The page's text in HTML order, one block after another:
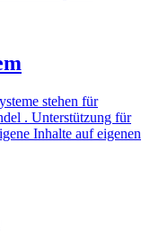
stehen für
. Unterstützung für
Inhalte auf eigenen